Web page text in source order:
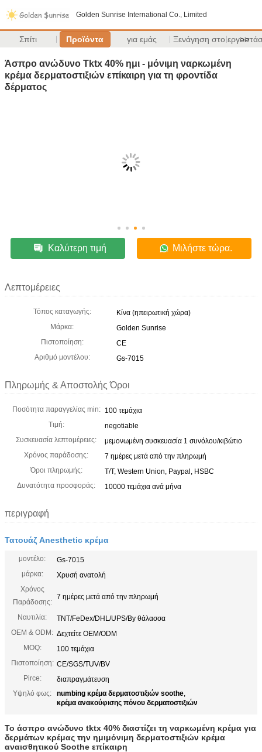
Golden Sunrise International Co., Limited
Σπίτι Προϊόντα για εμάς Ξενάγηση στο >>
Άσπρο ανώδυνο Tktx 40% ημι - μόνιμη ναρκωμένη
κρέμα δερματοστιξιών επίκαιρη για τη φροντίδα
δέρματος
Καλύτερη τιμή Μιλήστε τώρα.
Λεπτομέρειες
Τόπος καταγωγής:
Κίνα (ηπειρωτική χώρα)
Μάρκα:
Golden Sunrise
Πιστοποίηση:
CE
Αριθμό μοντέλου:
Gs-7015
Πληρωμής & Αποστολής Όροι
Ποσότητα παραγγελίας min:
100 τεμάχια
Τιμή:
negotiable
Συσκευασία λεπτομέρειες:
μεμονωμένη συσκευασία 1 συνόλου/κιβώτιο
Χρόνος παράδοσης:
7 ημέρες μετά από την πληρωμή
Όροι πληρωμής:
T/T, Western Union, Paypal, HSBC
Δυνατότητα προσφοράς:
10000 τεμάχια ανά μήνα
περιγραφή
Τατουάζ Anesthetic κρέμα
μοντέλο:
Gs-7015
μάρκα:
Χρυσή ανατολή
Χρόνος
Παράδοσης:
7 ημέρες μετά από την πληρωμή
Ναυτιλία:
TNT/FeDex/DHL/UPS/By θάλασσα
OEM & ODM: Δεχτείτε OEM/ODM
MOQ:
100 τεμάχια
Πιστοποίηση: CE/SGS/TUV/BV
Pirce:
διαπραγμάτευση
Υψηλό φως:
numbing κρέμα δερματοστιξιών soothe,
κρέμα ανακούφισης πόνου δερματοστιξιών
Το άσπρο ανώδυνο tktx 40% διαστίζει τη ναρκωμένη κρέμα για
δερμάτων κρέμας την ημιμόνιμη δερματοστιξιών κρέμα
αναισθητικού Soothe επίκαιρη